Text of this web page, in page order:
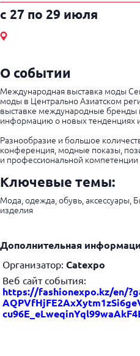
c 27 по 29 июля
О событии
Международная выставка моды
моды в Центрально Азиатском
выставке международные бренды
информацию о новых тенденциях
Разнообразие и большое
конференция, модные показы,
и профессиональной
Ключевые темы:
Мода, одежда, обувь, аксессуары,
изделия
Дополнительная
Организатор:Catexpo
Веб сайт события:
https://fashionexpo.kz/en/